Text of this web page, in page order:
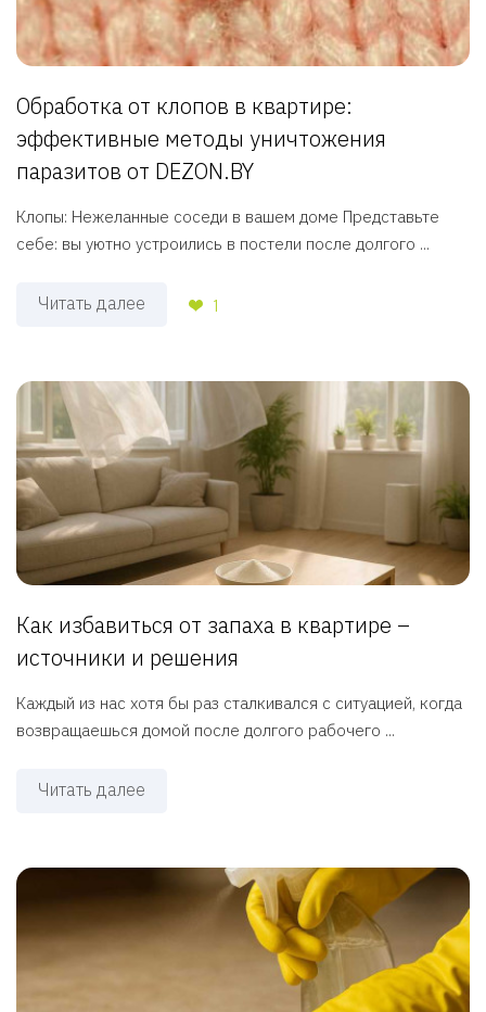
Обработка от клопов в квартире:
эффективные методы уничтожения
паразитов от DEZON.BY
Клопы: Нежеланные соседи в вашем доме Представьте
себе: вы уютно устроились в постели после долгого ...
Читать далее 1
Как избавиться от запаха в квартире –
источники и решения
Каждый из нас хотя бы раз сталкивался с ситуацией, когда
возвращаешься домой после долгого рабочего ...
Читать далее